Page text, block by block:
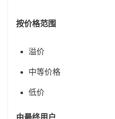
按价格范围
溢价
中等价格
低价